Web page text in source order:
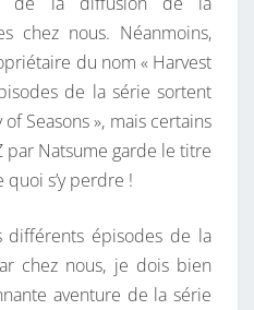
S
I
D
É
E
S
.
chez nous. Néanmoins,
du nom « Harvest
de la série sortent
Seasons », mais certains
par Natsume garde le titre
quoi s’y perdre !
différents épisodes de la
chez nous, je dois bien
aventure de la série